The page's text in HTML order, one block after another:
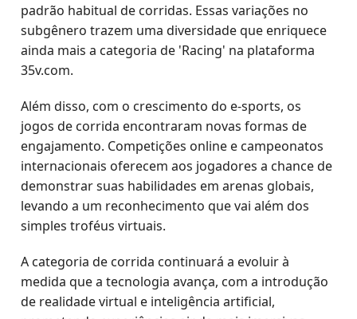
padrão habitual de corridas. Essas variações no
subgênero trazem uma diversidade que enriquece
ainda mais a categoria de 'Racing' na plataforma
35v.com.
Além disso, com o crescimento do e-sports, os
jogos de corrida encontraram novas formas de
engajamento. Competições online e campeonatos
internacionais oferecem aos jogadores a chance de
demonstrar suas habilidades em arenas globais,
levando a um reconhecimento que vai além dos
simples troféus virtuais.
A categoria de corrida continuará a evoluir à
medida que a tecnologia avança, com a introdução
de realidade virtual e inteligência artificial,